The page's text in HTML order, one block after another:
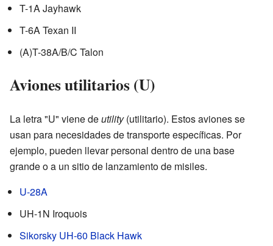
T-1A Jayhawk
T-6A Texan II
(A)T-38A/B/C Talon
Aviones utilitarios (U)
La letra "U" viene deutility(utilitario). Estos aviones se
usan para necesidades de transporte específicas. Por
ejemplo, pueden llevar personal dentro de una base
grande o a un sitio de lanzamiento de misiles.
U-28A
UH-1N Iroquois
Sikorsky UH-60 Black Hawk